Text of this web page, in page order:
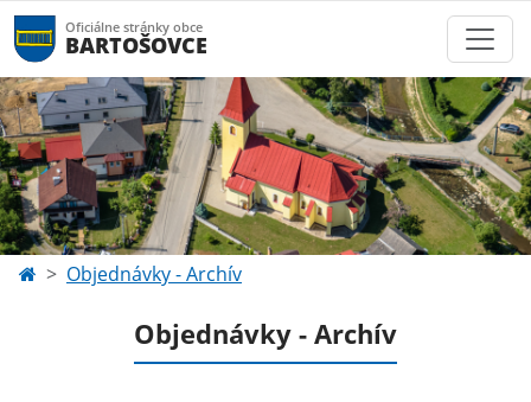
Oficiálne stránky obce
BARTOŠOVCE
Objednávky - Archív
Objednávky - Archív